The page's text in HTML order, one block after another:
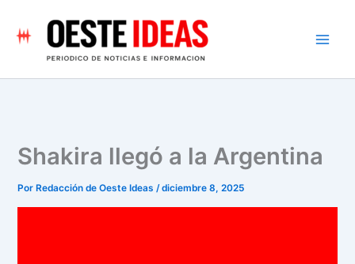
contenido
Shakira llegó a la Argentina
Por Redacción de Oeste Ideas/diciembre 8, 2025